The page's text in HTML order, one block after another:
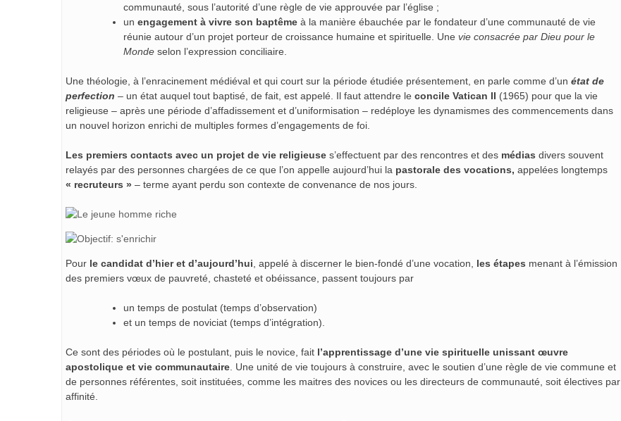
communauté, sous l’autorité d’une règle de vie approuvée par l’église ;
un engagement à vivre son baptême à la manière ébauchée par le fondateur d’une communauté de vie
réunie autour d’un projet porteur de croissance humaine et spirituelle. Une vie consacrée par Dieu pour le
Monde selon l’expression conciliaire.
Une théologie, à l’enracinement médiéval et qui court sur la période étudiée présentement, en parle comme d’un état de
perfection – un état auquel tout baptisé, de fait, est appelé. Il faut attendre le concile Vatican II (1965) pour que la vie
religieuse – après une période d’affadissement et d’uniformisation – redéploye les dynamismes des commencements dans
un nouvel horizon enrichi de multiples formes d’engagements de foi.
Les premiers contacts avec un projet de vie religieuse s’effectuent par des rencontres et des médias divers souvent
relayés par des personnes chargées de ce que l’on appelle aujourd’hui la pastorale des vocations, appelées longtemps
« recruteurs » – terme ayant perdu son contexte de convenance de nos jours.
Pour le candidat d’hier et d’aujourd’hui, appelé à discerner le bien-fondé d’une vocation, les étapes menant à l’émission
des premiers vœux de pauvreté, chasteté et obéissance, passent toujours par
un temps de postulat (temps d’observation)
et un temps de noviciat (temps d’intégration).
Ce sont des périodes où le postulant, puis le novice, fait l’apprentissage d’une vie spirituelle unissant œuvre
apostolique et vie communautaire. Une unité de vie toujours à construire, avec le soutien d’une règle de vie commune et
de personnes référentes, soit instituées, comme les maitres des novices ou les directeurs de communauté, soit électives par
affinité.